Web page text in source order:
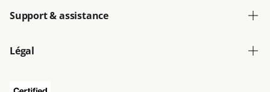
Support & assistance
Légal